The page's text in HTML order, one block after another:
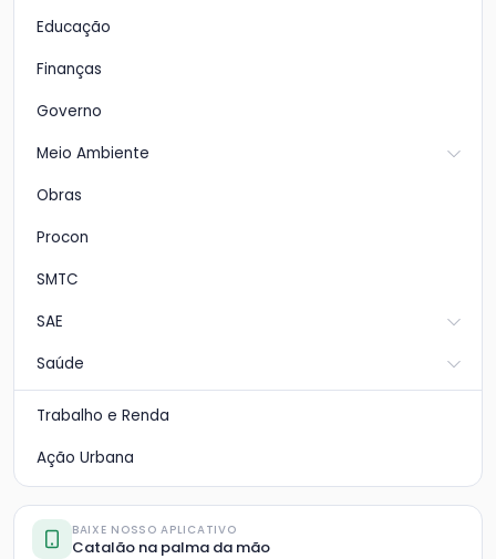
Educação
Finanças
Governo
Meio Ambiente
Obras
Procon
SMTC
SAE
Saúde
Trabalho e Renda
Ação Urbana
BAIXE NOSSO APLICATIVO
Catalão na palma da mão